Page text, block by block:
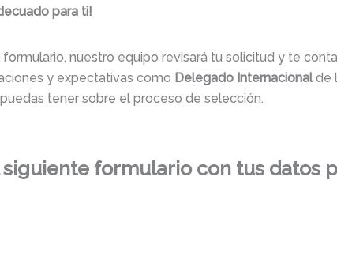
para ti!
nuestro equipo revisará tu solicitud y te
y expectativas como Delegado Internacionalde
tener sobre el proceso de selección.
formulario con tus datos